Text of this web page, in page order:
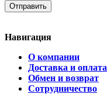
Отправить
Навигация
О компании
Доставка и оплата
Обмен и возврат
Сотрудничество